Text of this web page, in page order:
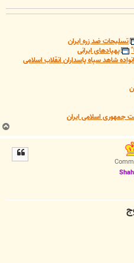
تسلیحات ضد زره ایران
پهپادهای ایرانی
شاهد سپاه پاسداران انقلاب اسلامی
اسلامی ایران
ب
ا